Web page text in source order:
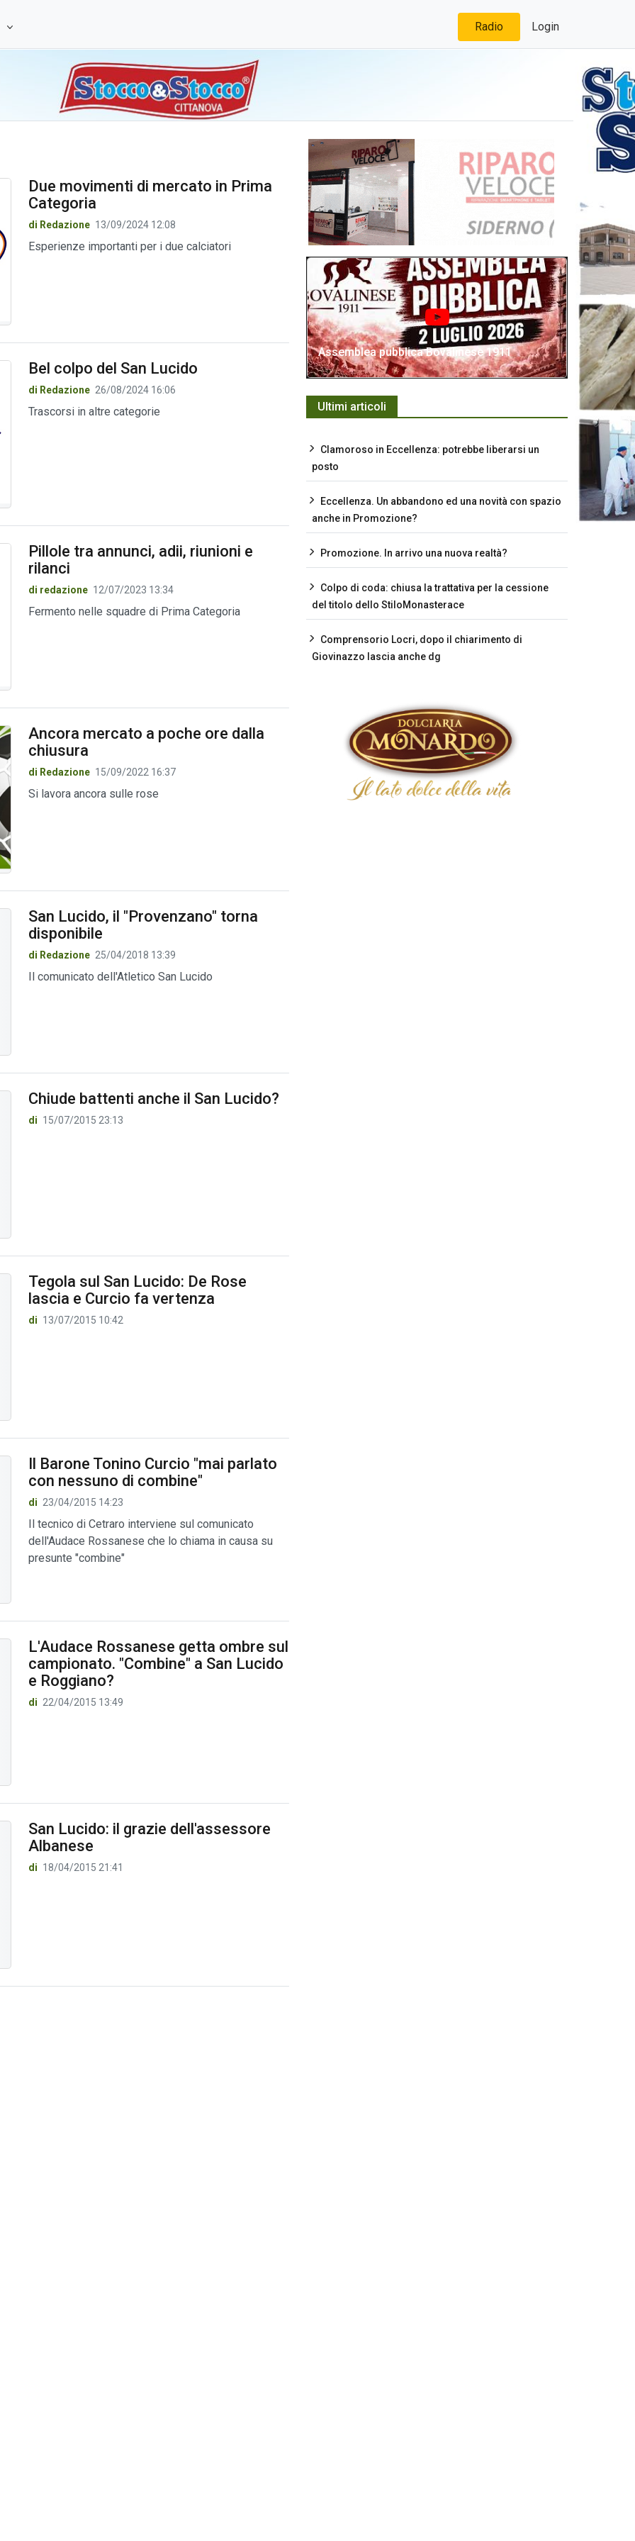
Radio Login
Due movimenti di mercato in Prima
Categoria
di Redazione 13/09/2024 12:08
Esperienze importanti per i due calciatori
Bel colpo del San Lucido
di Redazione 26/08/2024 16:06
Trascorsi in altre categorie
Pillole tra annunci, adii, riunioni e
rilanci
di redazione 12/07/2023 13:34
Fermento nelle squadre di Prima Categoria
Ancora mercato a poche ore dalla
chiusura
di Redazione 15/09/2022 16:37
Si lavora ancora sulle rose
San Lucido, il "Provenzano" torna
disponibile
di Redazione 25/04/2018 13:39
Il comunicato dell'Atletico San Lucido
Chiude battenti anche il San Lucido?
di 15/07/2015 23:13
Tegola sul San Lucido: De Rose
lascia e Curcio fa vertenza
di 13/07/2015 10:42
Il Barone Tonino Curcio "mai parlato
con nessuno di combine"
di 23/04/2015 14:23
Il tecnico di Cetraro interviene sul comunicato
dell'Audace Rossanese che lo chiama in causa su
presunte "combine"
L'Audace Rossanese getta ombre sul
campionato. "Combine" a San Lucido
e Roggiano?
di 22/04/2015 13:49
San Lucido: il grazie dell'assessore
Albanese
di 18/04/2015 21:41
Assemblea pubblica Bovalinese 1911
Ultimi articoli
Clamoroso in Eccellenza: potrebbe liberarsi un
posto
Eccellenza. Un abbandono ed una novità con spazio
anche in Promozione?
Promozione. In arrivo una nuova realtà?
Colpo di coda: chiusa la trattativa per la cessione
del titolo dello StiloMonasterace
Comprensorio Locri, dopo il chiarimento di
Giovinazzo lascia anche dg